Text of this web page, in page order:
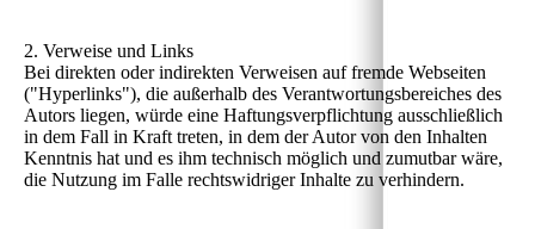
2. Verweise und Links
Bei direkten oder indirekten Verweisen auf fremde Webseiten
("Hyperlinks"), die außerhalb des Verantwortungsbereiches des
Autors liegen, würde eine Haftungsverpflichtung ausschließlich
in dem Fall in Kraft treten, in dem der Autor von den Inhalten
Kenntnis hat und es ihm technisch möglich und zumutbar wäre,
die Nutzung im Falle rechtswidriger Inhalte zu verhindern.